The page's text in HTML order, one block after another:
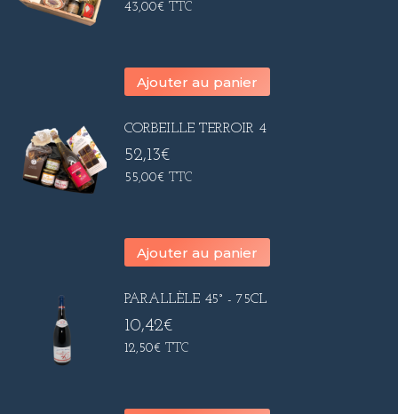
43,00€ TTC
Ajouter au panier
CORBEILLE TERROIR 4
52,13€
55,00€ TTC
Ajouter au panier
PARALLÈLE 45° - 75CL
10,42€
12,50€ TTC